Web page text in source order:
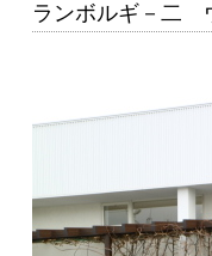
ランボルギ－二